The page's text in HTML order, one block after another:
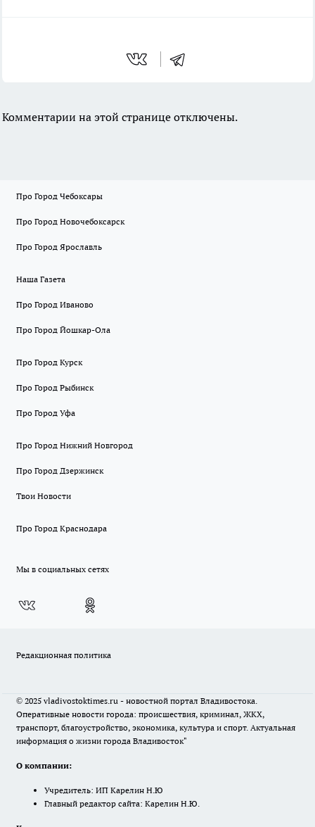
Комментарии на этой странице отключены.
Про Город Чебоксары
Про Город Новочебоксарск
Про Город Ярославль
Наша Газета
Про Город Иваново
Про Город Йошкар-Ола
Про Город Курск
Про Город Рыбинск
Про Город Уфа
Про Город Нижний Новгород
Про Город Дзержинск
Твои Новости
Про Город Краснодара
Мы в социальных сетях
Редакционная политика
© 2025 vladivostoktimes.ru - новостной портал Владивостока.
Оперативные новости города: происшествия, криминал, ЖКХ,
транспорт, благоустройство, экономика, культура и спорт. Актуальная
информация о жизни города Владивосток"
О компании:
Учредитель: ИП Карелин Н.Ю
Главный редактор сайта: Карелин Н.Ю.